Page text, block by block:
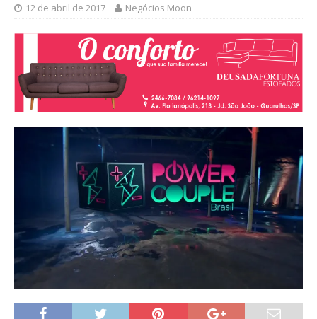
12 de abril de 2017 Negócios Moon